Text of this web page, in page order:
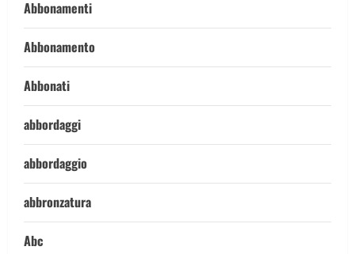
Abbonamenti
Abbonamento
Abbonati
abbordaggi
abbordaggio
abbronzatura
Abc